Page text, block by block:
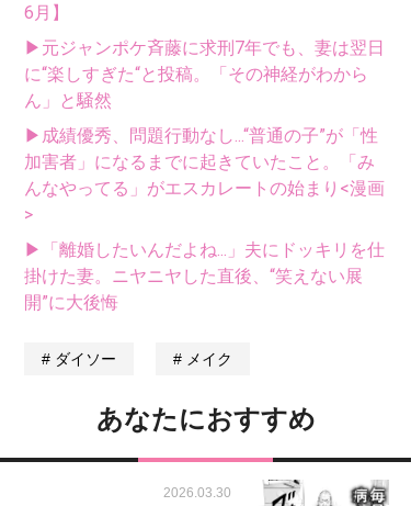
6月】
▶元ジャンポケ斉藤に求刑7年でも、妻は翌日
に“楽しすぎた“と投稿。「その神経がわから
ん」と騒然
▶成績優秀、問題行動なし...“普通の子”が「性
加害者」になるまでに起きていたこと。「み
んなやってる」がエスカレートの始まり<漫画
>
▶「離婚したいんだよね...」夫にドッキリを仕
掛けた妻。ニヤニヤした直後、“笑えない展
開”に大後悔
ダイソー メイク
あなたにおすすめ
2026.03.30